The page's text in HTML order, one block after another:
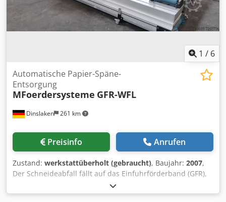
1 / 6
Dinslaken 261 km
Automatische Papier-Späne-
Entsorgung
MFoerdersysteme GFR-WFL
Preisinfo Anrufen
Zustand: werkstattüberholt (gebraucht), Baujahr: 2007,
Der Schneideabfall fällt auf das Einfuhrförderband (GFR),
welches unter dem Planschneider installiert wird. Von hier
wird der Abfall auf das anliegende aufwärts fahrende